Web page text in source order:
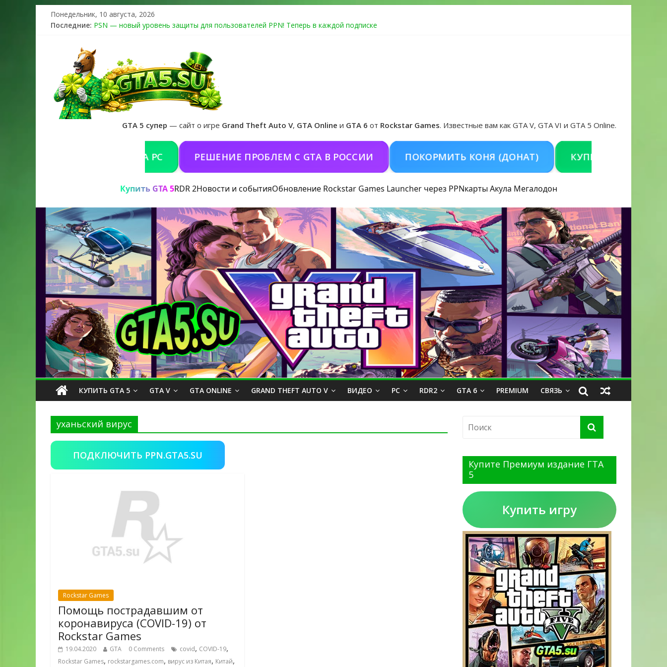
Понедельник, 10 августа, 2026
Последние: PSN — новый уровень защиты для пользователей PPN! Теперь в каждой подписке
Регистрация в Rockstar Games Social Club ошибка #1.500.7: как зарегистрировать аккаунт и войти без проблем в 2026 году
Получайте особые награды в GTA Online по программе Fine Art Collector
GTA 6 официальная обложка игры и Предзаказ Grand Theft Auto VI
GTA 5 супер — сайт о игре Grand Theft Auto V, GTA Online и GTA 6 от Rockstar Games. Известные вам как GTA V, GTA VI и GTA 5 Online.
РЕШЕНИЕ ПРОБЛЕМ С GTA В РОССИИ ПОКОРМИТЬ КОНЯ (ДОНАТ) КУПИТЬ GTA 5 ONLINE НА
Купить GTA 5RDR 2Новости и событияОбновление Rockstar Games Launcher через PPNкарты Акула Мегалодон
КУПИТЬ GTA 5 GTA V GTA ONLINE GRAND THEFT AUTO V ВИДЕО PC RDR2 GTA 6 PREMIUM СВЯЗЬ
уханьский вирус
ПОДКЛЮЧИТЬ PPN.GTA5.SU
Rockstar Games
Помощь пострадавшим от
коронавируса (COVID-19) от
Rockstar Games
19.04.2020 GTA 0 Comments covid, COVID-19,
Rockstar Games, rockstargames.com, вирус из Китая, Китай,
Купите Премиум издание ГТА
5
Купить игру